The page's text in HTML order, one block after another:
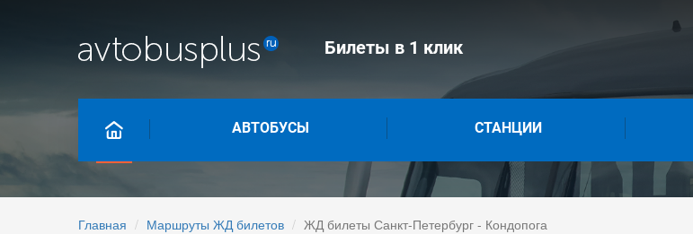
Билеты в 1 клик
АВТОБУСЫ СТАНЦИИ
Главная Маршруты ЖД билетов ЖД билеты Санкт-Петербург - Кондопога